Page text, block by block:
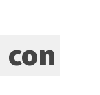
con